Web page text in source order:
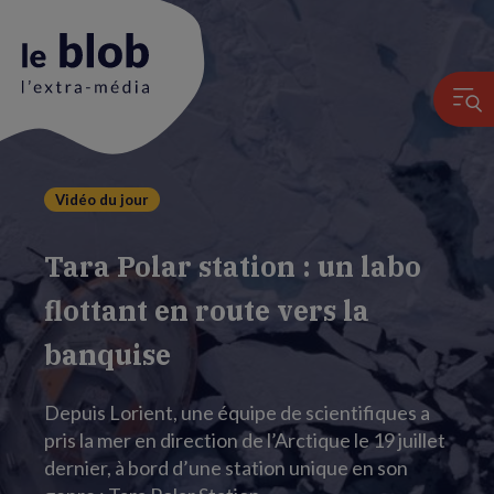
AnimationVidéo du jour
Tara Polar station : un labo
flottant en route vers la
banquise
Depuis Lorient, une équipe de scientifiques a
pris la mer en direction de l’Arctique le 19 juillet
dernier, à bord d’une station unique en son